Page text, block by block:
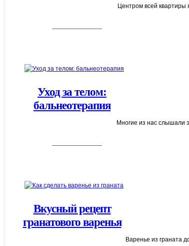
Центром всей квартиры
Уход за телом:
бальнеотерапия
Многие из нас слышали
Вкусный рецепт
гранатового варенья
Варенье из граната